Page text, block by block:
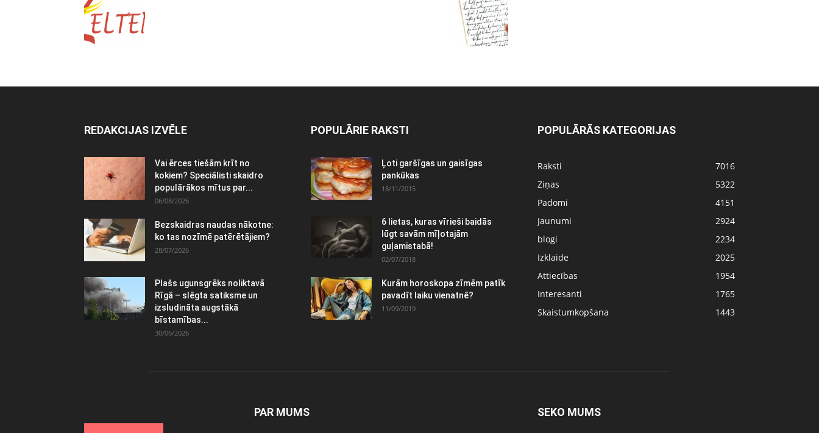
REDAKCIJAS IZVĒLE
Vai ērces tiešām krīt no
kokiem? Speciālisti skaidro
populārākos mītus par...
06/08/2026
Bezskaidras naudas nākotne:
ko tas nozīmē patērētājiem?
28/07/2026
Plašs ugunsgrēks noliktavā
Rīgā – slēgta satiksme un
izsludināta augstākā
bīstamības...
30/06/2026
POPULĀRIE RAKSTI
Ļoti garšīgas un gaisīgas
pankūkas
18/11/2015
6 lietas, kuras vīrieši baidās
lūgt savām mīļotajām
guļamistabā!
02/07/2018
Kurām horoskopa zīmēm patīk
pavadīt laiku vienatnē?
11/09/2019
POPULĀRĀS KATEGORIJAS
Raksti
7016
Ziņas
5322
Padomi
4151
Jaunumi
2924
blogi
2234
Izklaide
2025
Attiecības
1954
Interesanti
1765
Skaistumkopšana
1443
PAR MUMS SEKO MUMS